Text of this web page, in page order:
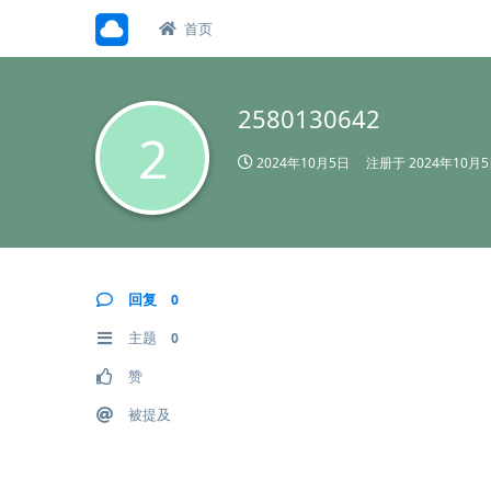
首页
2
2580130642
2024年10月5日 注册于2024年10月5
回复 0
主题 0
赞
被提及